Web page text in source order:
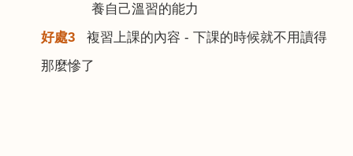
養自己溫習的能力
好處3 複習上課的內容 - 下課的時候就不用讀得
那麼慘了